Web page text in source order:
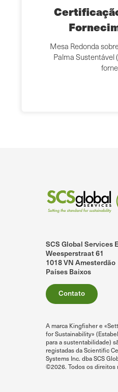
Mesa Redonda
Palma Sustentável
SCS Global Services
Weesperstraat 61
1018 VN Amesterdão
Países Baixos
Contato
A marca Kingfisher e
for Sustainability»
para a sustentabilidade)
registadas da Scientific
Systems Inc. dba SCS
©2026. Todos os direitos
no LinkedIn.
SCS Global Services no